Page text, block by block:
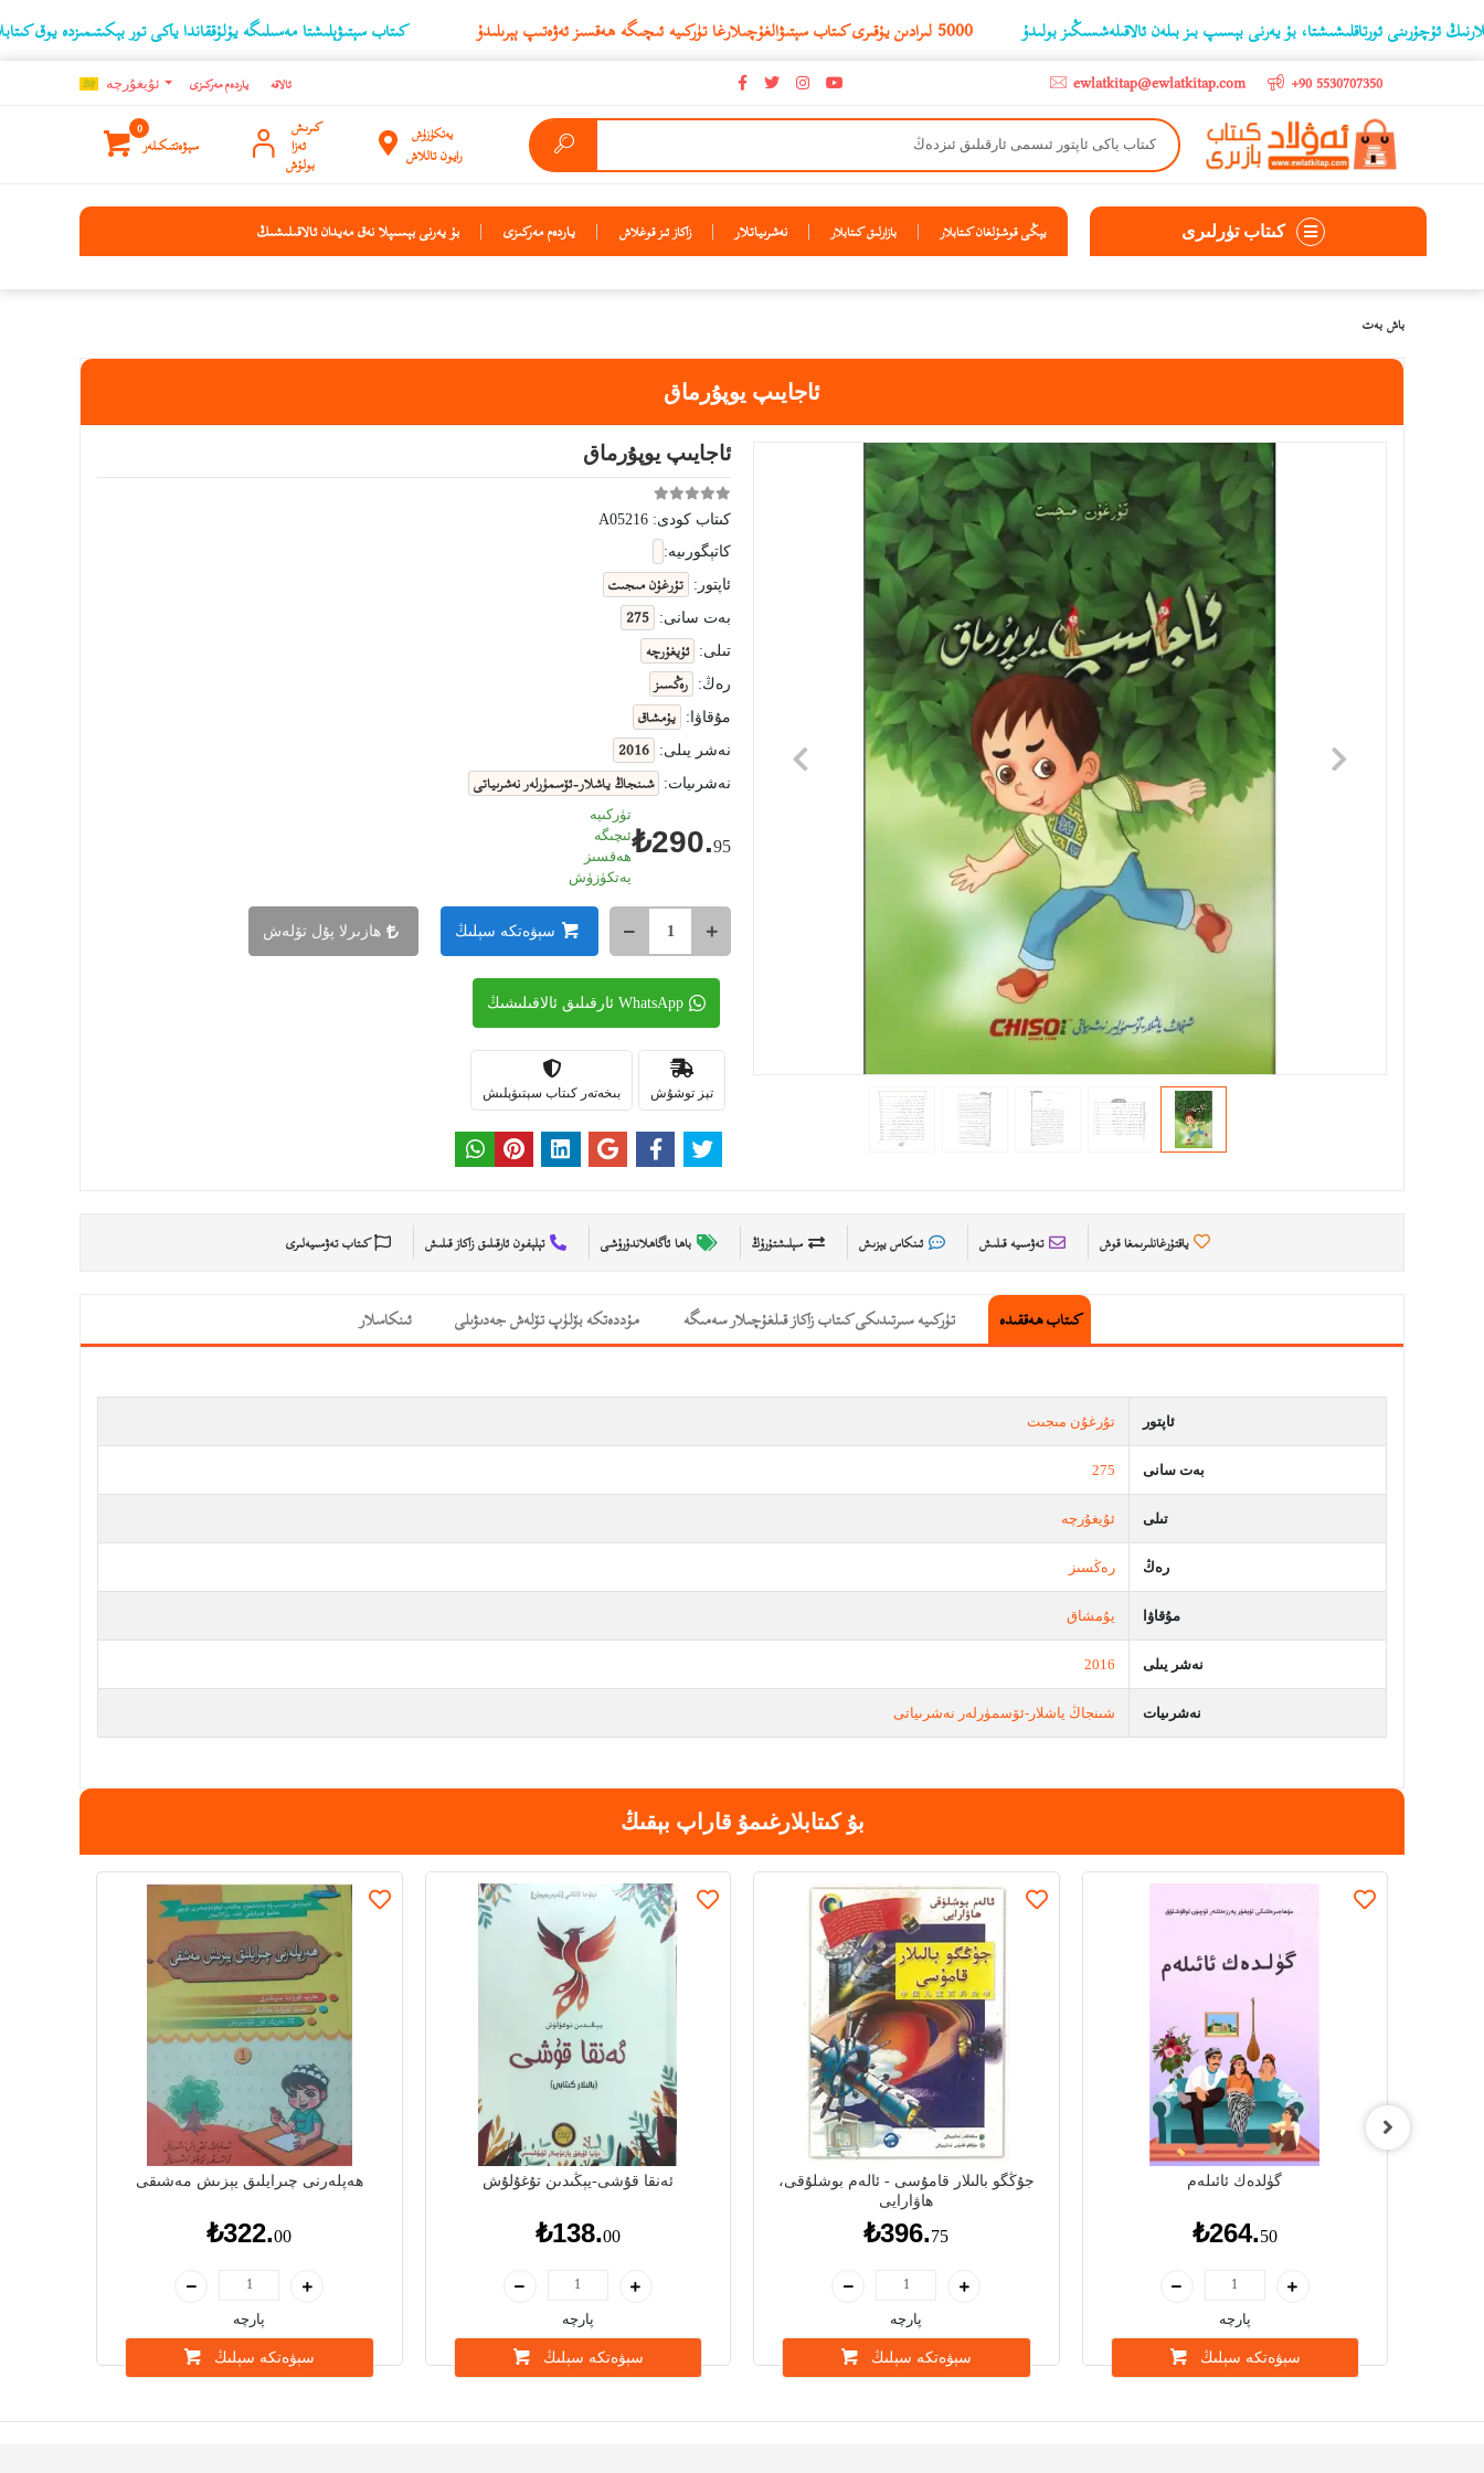
كىتاب سېتىۋېلىشتا مەسىلىگە يۇلۇققاندا ياكى تور بېكىتىمىزدە يوق كىتابلارنىڭ ‫5000 لىرادىن يۇقىرى كىتاب سېتىۋالغۇچىلارغا تۈركىيە ئىچىگە ھەقسىز ئەۋەتىپ ېېرىلىدۇ ئورتاقلىشىشتا، بۇ يەرنى بېسىپ بىز بىلەن ئالاقىلەشسىڭىز بولىدۇ
+90 5530707350
ewlatkitap@ewlatkitap.com ئۇيغۇرچه ياردەم مەركىزى ئالاقە
يەتكۈزۈش
رايون تاللاش
كىرىش
ئەزا
بولۇش
0
سېۋەتتىكىلەر
كىتاب تۈرلىرى يېڭى قوشۇلغان كىتابلار بازارلىق كىتابلار نەشرىياتلار زاكاز ئىز قوغلاش ياردەم مەركىزى بۇ يەرنى بېسىپلا نەق مەيدان ئالاقىلىشىڭ
باش بەت
ئاجايىپ يوپۇرماق
ئاجايىپ يوپۇرماق
كىتاب كودى: A05216
كاتېگورىيە:
ئاپتور:
تۇرغۇن مىجىت
بەت سانى: 275
تىلى: ئۇيغۇرچە
رەڭ: رەڭسىز
مۇقاۋا: يۇمشاق
نەشر يىلى: 2016
نەشرىيات: شىنجاڭ ياشلار-ئۆسمۈرلەر نەشرىياتى
₺290.95
تۈركىيە
ئىچىگە
ھەقسىز
يەتكۈزۈش
سېۋەتكە سېلىڭ ھازىرلا پۇل تۆلەش
WhatsApp ئارقىلىق ئالاقىلىشىڭ
تېز توشۇش بىخەتەر كىتاب سېتىۋېلىش
ياقتۇرغانلىرىمغا قوش تەۋسىيە قىلىش ئىنكاس يېزىش سېلىشتۇرۇڭ باھا ئاگاھلاندۇرۇشى تېلېفون ئارقىلىق زاكاز قىلىش كىتاب تەۋسىيەلىرى
كىتاب ھەققىدە تۈركىيە سىرتىدىكى كىتاب زاكاز قىلغۇچىلار سەمىگە مۇددەتكە بۆلۈپ تۆلەش جەدىۋىلى ئىنكاسلار
ئاپتور تۇرغۇن مىجىت
بەت سانى 275
تىلى ئۇيغۇرچە
رەڭ رەڭسىز
مۇقاۋا يۇمشاق
نەشر يىلى 2016
نەشرىيات شىنجاڭ ياشلار-ئۆسمۈرلەر نەشرىياتى
بۇ كىتابلارغىمۇ قاراپ بېقىڭ
ھەپلەرنى چىرايلىق يېزىش مەشىقى
₺322.00
پارچە
سېۋەتكە سېلىڭ
ئەنقا قۇشى-يېڭىدىن تۇغۇلۇش
₺138.00
پارچە
سېۋەتكە سېلىڭ
جۇڭگو بالىلار قامۇسى - ئالەم بوشلۇقى،
ھاۋارايى
₺396.75
پارچە
سېۋەتكە سېلىڭ
گۈلدەك ئائىلەم
₺264.50
پارچە
سېۋەتكە سېلىڭ